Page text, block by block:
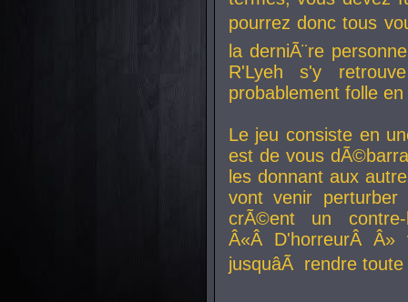
pourrez donc tous
la derniÃ¨re
R'Lyeh s'y
probablement folle
Le jeu consiste en
est de vous
les donnant aux
vont venir perturber
crÃ©ent un
Â«Â D'horreurÂ
jusquâÃ rendre